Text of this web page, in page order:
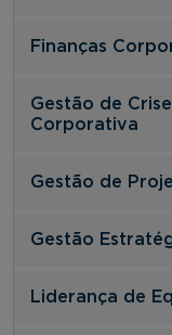
Finanças
Gestão de
Corporativa
Gestão de
Gestão
Liderança de